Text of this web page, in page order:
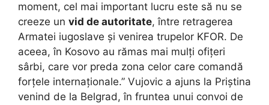
moment, cel mai important lucru este să nu se
creeze un vid de autoritate, între retragerea
Armatei iugoslave și venirea trupelor KFOR. De
aceea, în Kosovo au rămas mai mulți ofițeri
sârbi, care vor preda zona celor care comandă
forțele internaționale.” Vujovic a ajuns la Priștina
venind de la Belgrad, în fruntea unui convoi de